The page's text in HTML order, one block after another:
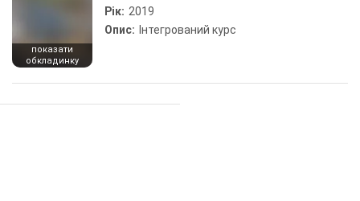
показати
обкладинку
Рік: 2019
Опис: Інтегрований курс